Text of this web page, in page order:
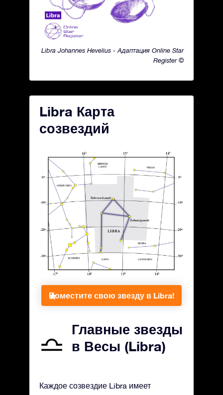
Libra Johannes Hevelius - Адаптация Online Star
Register ©
Libra Карта
созвездий
Поместите свою звезду в Libra!
Главные звезды
в Весы (Libra)
Каждое созвездие Libra имеет